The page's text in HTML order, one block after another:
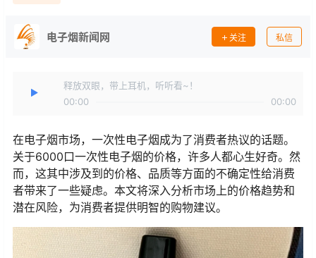
电子烟新闻网 关注 私信
释放双眼，带上耳机，听听看~！
00:00
00:00
在电子烟市场，一次性电子烟成为了消费者热议的话题。
关于6000口一次性电子烟的价格，许多人都心生好奇。然
而，这其中涉及到的价格、品质等方面的不确定性给消费
者带来了一些疑虑。本文将深入分析市场上的价格趋势和
潜在风险，为消费者提供明智的购物建议。